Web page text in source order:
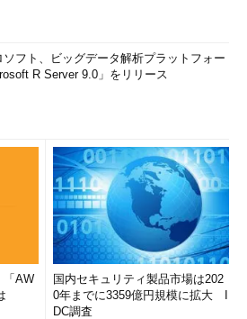
ソフト、ビッグデータ解析プラットフォー
R Server 9.0」をリリース
「AW
国内セキュリティ製品市場は202
0年までに3359億円規模に拡大 I
DC調査